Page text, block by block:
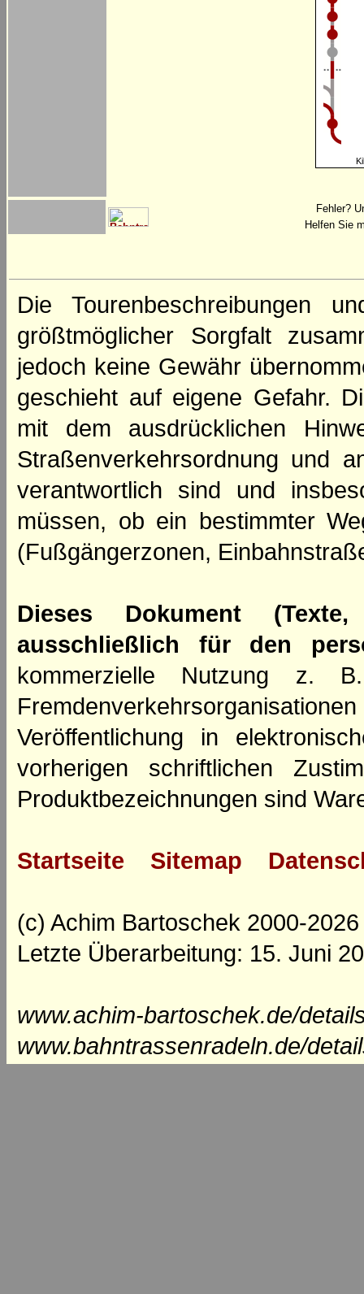
Fehler?
Helfen Sie
Die Tourenbeschreibungen
größtmöglicher Sorgfalt
jedoch keine Gewähr
geschieht auf eigene Gefahr.
mit dem ausdrücklichen
Straßenverkehrsordnung und
verantwortlich sind und
müssen, ob ein bestimmter
(Fußgängerzonen,
Dieses Dokument
ausschließlich für den
kommerzielle Nutzung z.
Veröffentlichung in
vorherigen schriftlichen
Produktbezeichnungen sind
Startseite Sitemap
(c) Achim Bartoschek 2000-2026
Letzte Überarbeitung: 15. Juni
www.achim-bartoschek.de/
www.bahntrassenradeln.de/